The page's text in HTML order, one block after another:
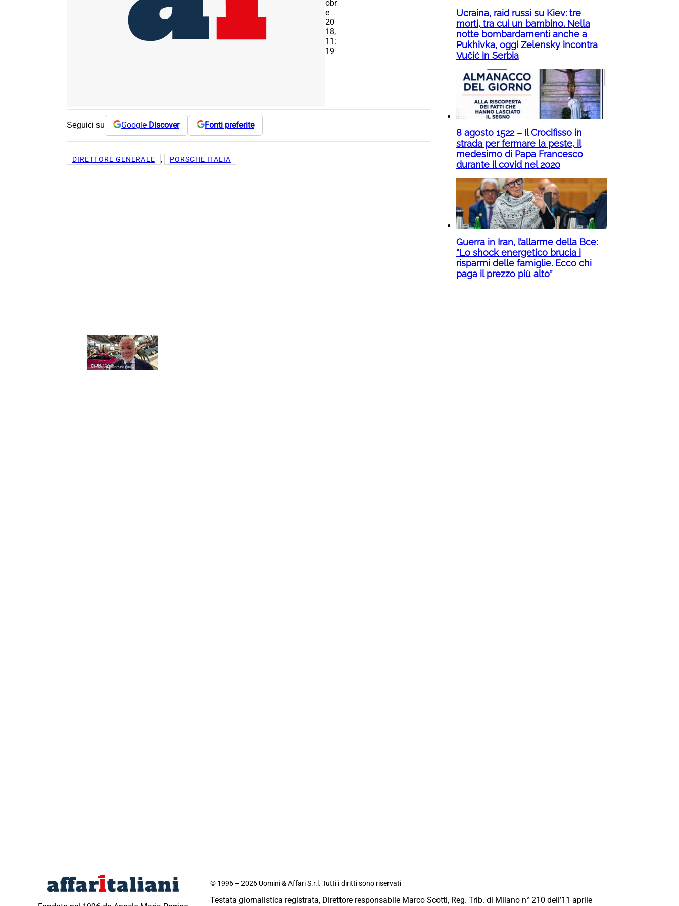
obr
e
20
18,
11:
19
Seguici su Google Discover Fonti preferite
DIRETTORE GENERALE , PORSCHE ITALIA
Ucraina, raid russi su Kiev: tre
morti, tra cui un bambino. Nella
notte bombardamenti anche a
Pukhivka, oggi Zelensky incontra
Vučić in Serbia
8 agosto 1522 – Il Crocifisso in
strada per fermare la peste, il
medesimo di Papa Francesco
durante il covid nel 2020
Guerra in Iran, l’allarme della Bce:
“Lo shock energetico brucia i
risparmi delle famiglie. Ecco chi
paga il prezzo più alto”
© 1996 – 2026 Uomini & Affari S.r.l. Tutti i diritti sono riservati
Testata giornalistica registrata, Direttore responsabile Marco Scotti, Reg. Trib. di Milano n° 210 dell’11 aprile